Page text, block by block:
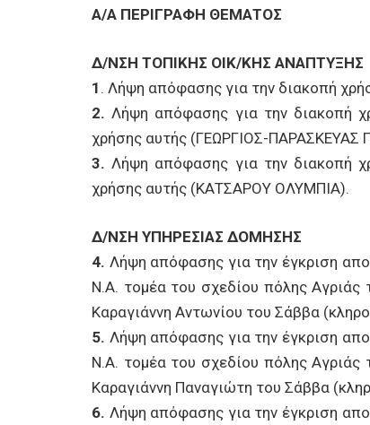
Α/Α ΠΕΡΙΓΡΑΦΗ ΘΕΜΑΤΟΣ
Δ/ΝΣΗ ΤΟΠΙΚΗΣ ΟΙΚ/ΚΗΣ ΑΝΑΠΤΥΞΗΣ
1 . Λήψη απόφασης για την διακοπή
2. Λήψη απόφασης για την διακοπή
χρήσης αυτής (ΓΕΩΡΓΙΟΣ-ΠΑΡΑΣΚΕΥΑΣ
3. Λήψη απόφασης για την διακοπή
χρήσης αυτής (ΚΑΤΣΑΡΟΥ ΟΛΥΜΠΙΑ).
Δ/ΝΣΗ ΥΠΗΡΕΣΙΑΣ ΔΟΜΗΣΗΣ
4. Λήψη απόφασης για την έγκριση
Ν.Α. τομέα του σχεδίου πόλης Αγριάς
Καραγιάννη Αντωνίου του Σάββα
5. Λήψη απόφασης για την έγκριση
Ν.Α. τομέα του σχεδίου πόλης Αγριάς
Καραγιάννη Παναγιώτη του Σάββα
6. Λήψη απόφασης για την έγκριση